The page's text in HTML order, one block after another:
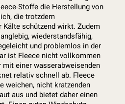
Stoffe die Herstellung von
die trotzdem
Kälte schützend wirkt. Zudem
wiederstandsfähig,
und problemlos in der
ist Fleece nicht vollkommen
einer wasserabweisenden
relativ schnell ab. Fleece
weichen, nicht kratzenden
aus und bietet daher einen